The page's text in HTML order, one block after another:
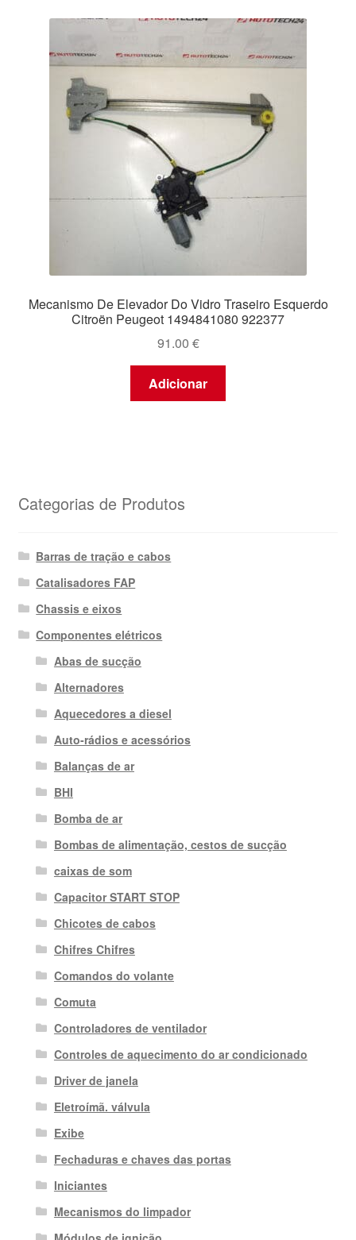
Mecanismo De Elevador Do Vidro Traseiro Esquerdo
Citroën Peugeot 1494841080 922377
91.00 €
Adicionar
Categorias de Produtos
Barras de tração e cabos
Catalisadores FAP
Chassis e eixos
Componentes elétricos
Abas de sucção
Alternadores
Aquecedores a diesel
Auto-rádios e acessórios
Balanças de ar
BHI
Bomba de ar
Bombas de alimentação, cestos de sucção
caixas de som
Capacitor START STOP
Chicotes de cabos
Chifres Chifres
Comandos do volante
Comuta
Controladores de ventilador
Controles de aquecimento do ar condicionado
Driver de janela
Eletroímã. válvula
Exibe
Fechaduras e chaves das portas
Iniciantes
Mecanismos do limpador